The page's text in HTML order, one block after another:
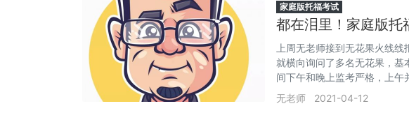
家庭版托福考试
都在泪里！家庭版托
格！
上周无老师接到无花果火线
就横向询问了多名无花果，基
间下午和晚上监考严格，上
花果之后，发现了一个在此之
考试的无花果监考并不严格，
无老师 2021-04-12